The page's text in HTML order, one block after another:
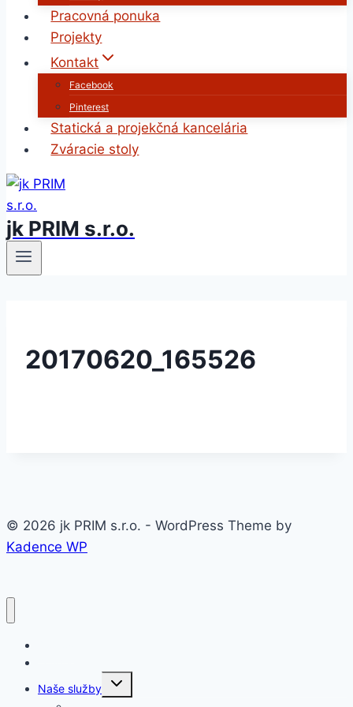
Pracovná ponuka
Projekty
Kontakt
Facebook
Pinterest
Statická a projekčná kancelária
Zváracie stoly
jk PRIM s.r.o.
20170620_165526
© 2026 jk PRIM s.r.o. - WordPress Theme by
Kadence WP
Naše služby
Toggle
child